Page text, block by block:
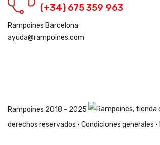
(+34) 675 359 963
Rampoines Barcelona
ayuda@rampoines.com
Rampoines 2018 - 2025
derechos reservados · Condiciones generales ·